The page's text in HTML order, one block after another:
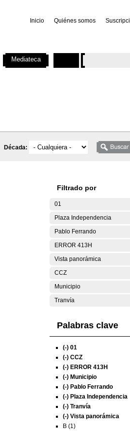
Inicio Quiénes somos
Década:
Filtrado por
01
Plaza Independencia
Pablo Ferrando
ERROR 413H
Vista panorámica
CCZ
Municipio
Tranvía
Palabras clave
(-) 01
(-) CCZ
(-) ERROR 413H
(-) Municipio
(-) Pablo Ferrando
(-) Plaza Independencia
(-) Tranvía
(-) Vista panorámica
B (1)
Mediateca